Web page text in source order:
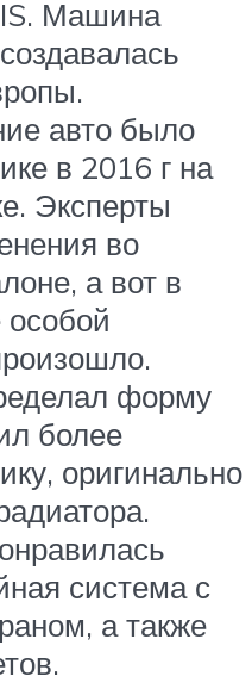
Машина
авто было
в 2016 г на
Эксперты
во
а вот в
особой
форму
более
оригинально
система с
а также